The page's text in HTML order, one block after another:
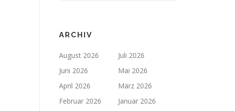
ARCHIV
August 2026
Juli 2026
Juni 2026
Mai 2026
April 2026
März 2026
Februar 2026
Januar 2026